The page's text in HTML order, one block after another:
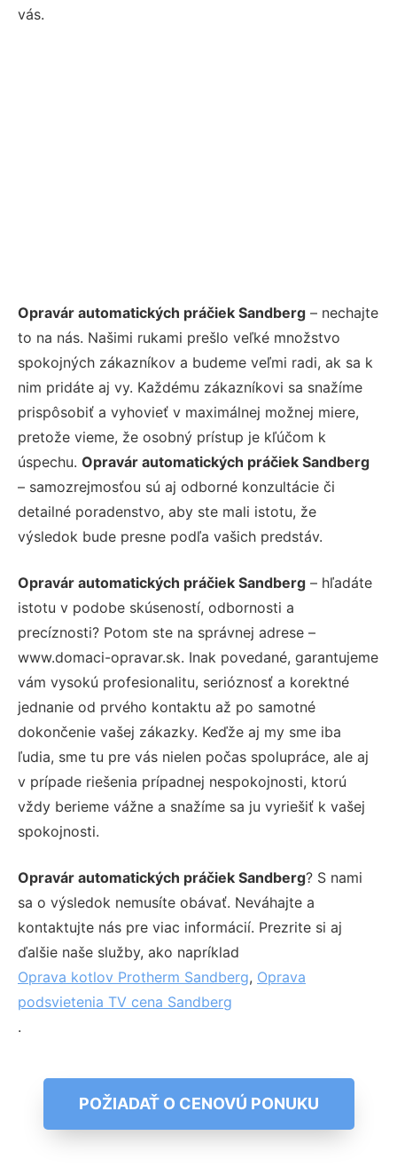
vás.
Opravár automatických práčiek Sandberg – nechajte
to na nás. Našimi rukami prešlo veľké množstvo
spokojných zákazníkov a budeme veľmi radi, ak sa k
nim pridáte aj vy. Každému zákazníkovi sa snažíme
prispôsobiť a vyhovieť v maximálnej možnej miere,
pretože vieme, že osobný prístup je kľúčom k
úspechu. Opravár automatických práčiek Sandberg
– samozrejmosťou sú aj odborné konzultácie či
detailné poradenstvo, aby ste mali istotu, že
výsledok bude presne podľa vašich predstáv.
Opravár automatických práčiek Sandberg – hľadáte
istotu v podobe skúseností, odbornosti a
precíznosti? Potom ste na správnej adrese –
www.domaci-opravar.sk. Inak povedané, garantujeme
vám vysokú profesionalitu, serióznosť a korektné
jednanie od prvého kontaktu až po samotné
dokončenie vašej zákazky. Keďže aj my sme iba
ľudia, sme tu pre vás nielen počas spolupráce, ale aj
v prípade riešenia prípadnej nespokojnosti, ktorú
vždy berieme vážne a snažíme sa ju vyriešiť k vašej
spokojnosti.
Opravár automatických práčiek Sandberg? S nami
sa o výsledok nemusíte obávať. Neváhajte a
kontaktujte nás pre viac informácií. Prezrite si aj
ďalšie naše služby, ako napríklad
Oprava kotlov Protherm Sandberg, Oprava
podsvietenia TV cena Sandberg
.
POŽIADAŤ O CENOVÚ PONUKU